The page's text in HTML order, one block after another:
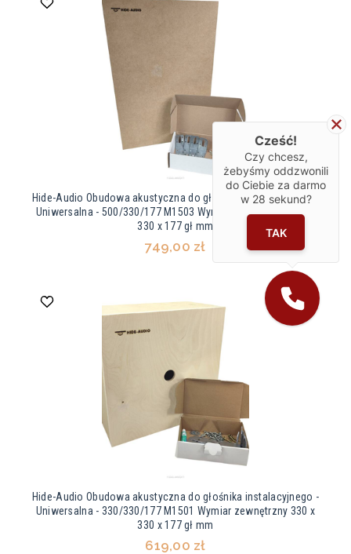
Hide-Audio Obudowa akustyczna do głośnika instalacyjnego -
Uniwersalna - 500/330/177 M1503 Wymiar zewnętrzny 500 x
330 x 177 gł mm
749,00 zł
Hide-Audio Obudowa akustyczna do głośnika instalacyjnego -
Uniwersalna - 330/330/177 M1501 Wymiar zewnętrzny 330 x
330 x 177 gł mm
619,00 zł
Cześć!
Czy chcesz,
żebyśmy oddzwonili
do Ciebie za darmo
w 28 sekund?
TAK